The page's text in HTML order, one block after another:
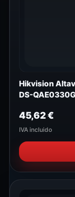
Hikvision
DS-
45,62€
IVA incluido